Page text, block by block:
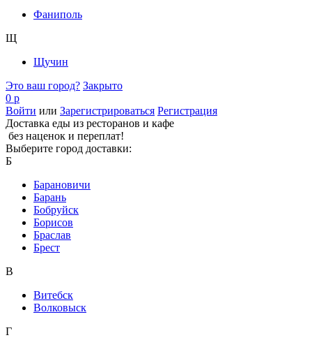
Фаниполь
Щ
Щучин
Это ваш город? Закрыто
0 р
Войти или Зарегистрироваться Регистрация
Доставка еды из ресторанов и кафе
без наценок и переплат!
Выберите город доставки:
Б
Барановичи
Барань
Бобруйск
Борисов
Браслав
Брест
В
Витебск
Волковыск
Г